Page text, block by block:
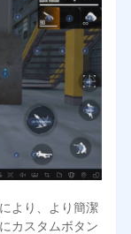
より、より簡潔
カスタムボタン